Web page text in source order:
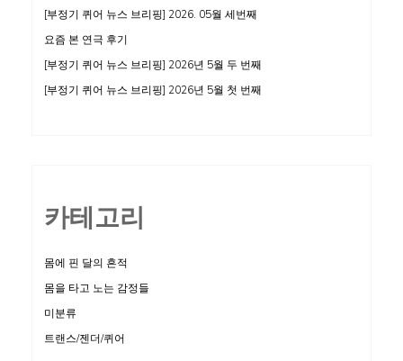
[부정기 퀴어 뉴스 브리핑] 2026. 05월 세번째
요즘 본 연극 후기
[부정기 퀴어 뉴스 브리핑] 2026년 5월 두 번째
[부정기 퀴어 뉴스 브리핑] 2026년 5월 첫 번째
카테고리
몸에 핀 달의 흔적
몸을 타고 노는 감정들
미분류
트랜스/젠더/퀴어